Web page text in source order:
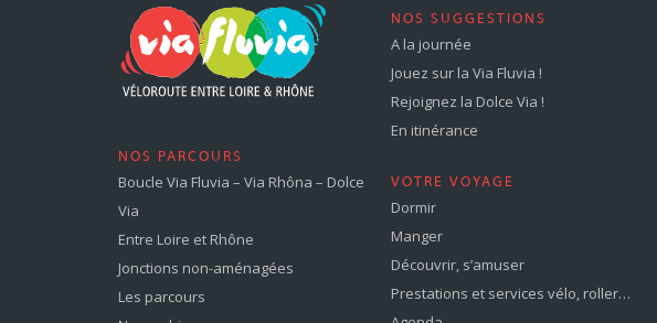
NOS PARCOURS
Boucle Via Fluvia – Via Rhôna – Dolce
Via
Entre Loire et Rhône
Jonctions non-aménagées
Les parcours
NOS SUGGESTIONS
A la journée
Jouez sur la Via Fluvia !
Rejoignez la Dolce Via !
En itinérance
VOTRE VOYAGE
Dormir
Manger
Découvrir, s’amuser
Prestations et services vélo, roller…